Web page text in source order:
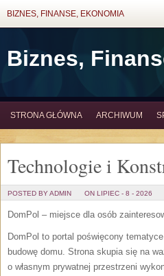
BIZNES, FINANSE, EKONOMIA
Biznes,
STRONA GŁÓWNA ARCHIWUM
Technologie i
POSTED BY ADMIN ON LIPIEC - 8 - 2026
DomPol – miejsce dla osób
DomPol to portal poświęcony
budowę domu. Strona skupia się na
o własnym prywatnej przestrzeni